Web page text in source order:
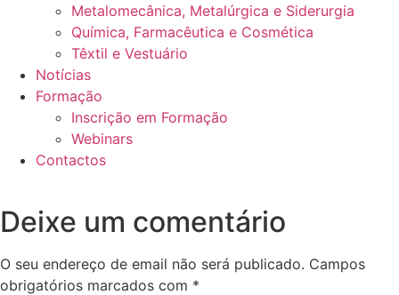
Metalomecânica, Metalúrgica e Siderurgia
Química, Farmacêutica e Cosmética
Têxtil e Vestuário
Notícias
Formação
Inscrição em Formação
Webinars
Contactos
Deixe um comentário
O seu endereço de email não será publicado. Campos
obrigatórios marcados com *